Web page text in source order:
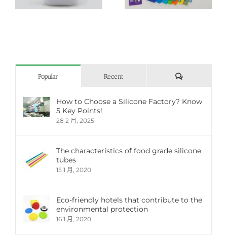
Popular Recent
評
How to Choose a Silicone Factory? Know
5 Key Points!
28 2 月, 2025
The characteristics of food grade silicone
tubes
15 1 月, 2020
Eco-friendly hotels that contribute to the
environmental protection
16 1 月, 2020